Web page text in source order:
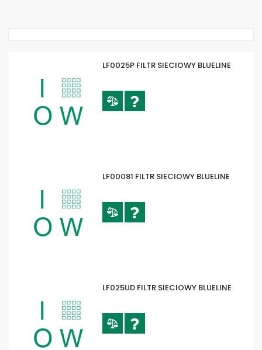
LF0025P FILTR SIECIOWY BLUELINE
LF00081 FILTR SIECIOWY BLUELINE
LF025UD FILTR SIECIOWY BLUELINE